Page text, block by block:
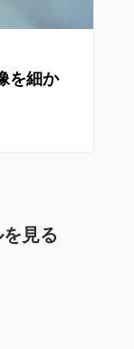
を細か
見る